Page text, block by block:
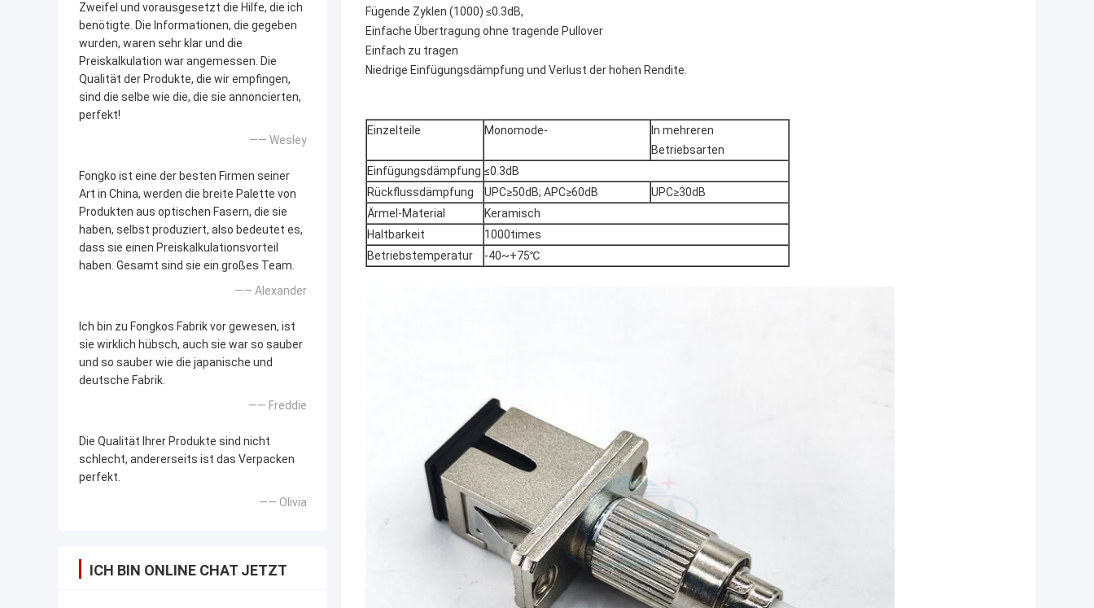
Zweifel und vorausgesetzt die Hilfe, die ich
benötigte. Die Informationen, die gegeben
wurden, waren sehr klar und die
Preiskalkulation war angemessen. Die
Qualität der Produkte, die wir empfingen,
sind die selbe wie die, die sie annoncierten,
perfekt!
—— Wesley
Fongko ist eine der besten Firmen seiner
Art in China, werden die breite Palette von
Produkten aus optischen Fasern, die sie
haben, selbst produziert, also bedeutet es,
dass sie einen Preiskalkulationsvorteil
haben. Gesamt sind sie ein großes Team.
—— Alexander
Ich bin zu Fongkos Fabrik vor gewesen, ist
sie wirklich hübsch, auch sie war so sauber
und so sauber wie die japanische und
deutsche Fabrik.
—— Freddie
Die Qualität Ihrer Produkte sind nicht
schlecht, andererseits ist das Verpacken
perfekt.
—— Olivia
ICH BIN ONLINE CHAT JETZT
Fügende Zyklen (1000) ≤0.3dB,
Einfache Übertragung ohne tragende Pullover
Einfach zu tragen
Niedrige Einfügungsdämpfung und Verlust der hohen Rendite.
Einzelteile Monomode-
In mehreren
Betriebsarten
Einfügungsdämpfung ≤0.3dB
Rückflussdämpfung
UPC≥50dB; APC≥60dB
UPC≥30dB
Ärmel-Material
Keramisch
Haltbarkeit
1000times
Betriebstemperatur
-40~+75℃